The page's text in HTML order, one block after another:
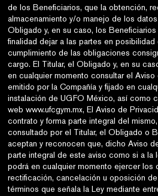
www.ufcgym.mx, El Aviso de
contrato y forma parte integral del
consultado por el Titular, el Obligado o
aceptan y reconocen que, dicho Aviso
parte integral de este aviso como si a la
podrá en cualquier momento ejercer los
rectificación, cancelación u oposición
términos que señala la Ley mediante